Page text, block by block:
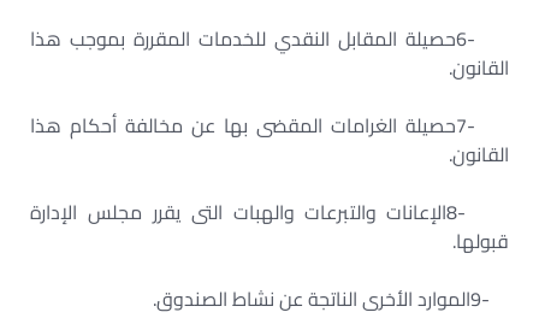
6-حصيلة المقابل النقدي للخدمات المقررة بموجب هذا
القانون.
7-حصيلة الغرامات المقضى بها عن مخالفة أحكام هذا
القانون.
8-الإعانات والتبرعات والهبات التى يقرر مجلس الإدارة
قبولها.
9-الموارد الأخرى الناتجة عن نشاط الصندوق.